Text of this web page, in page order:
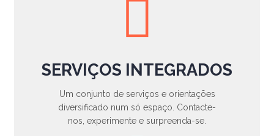
SERVIÇOS INTEGRADOS
Um conjunto de serviços e orientações
diversificado num só espaço. Contacte-
nos, experimente e surpreenda-se.